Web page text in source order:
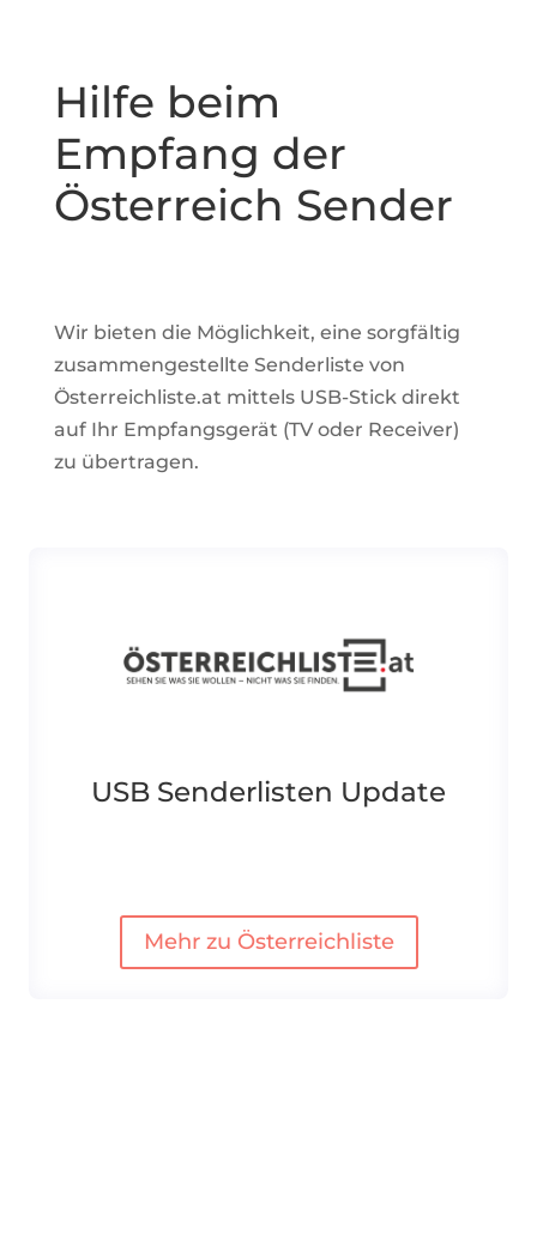
Hilfe beim
Empfang der
Österreich Sender
Wir bieten die Möglichkeit, eine sorgfältig
zusammengestellte Senderliste von
Österreichliste.at mittels USB-Stick direkt
auf Ihr Empfangsgerät (TV oder Receiver)
zu übertragen.
USB Senderlisten Update
Mehr zu Österreichliste